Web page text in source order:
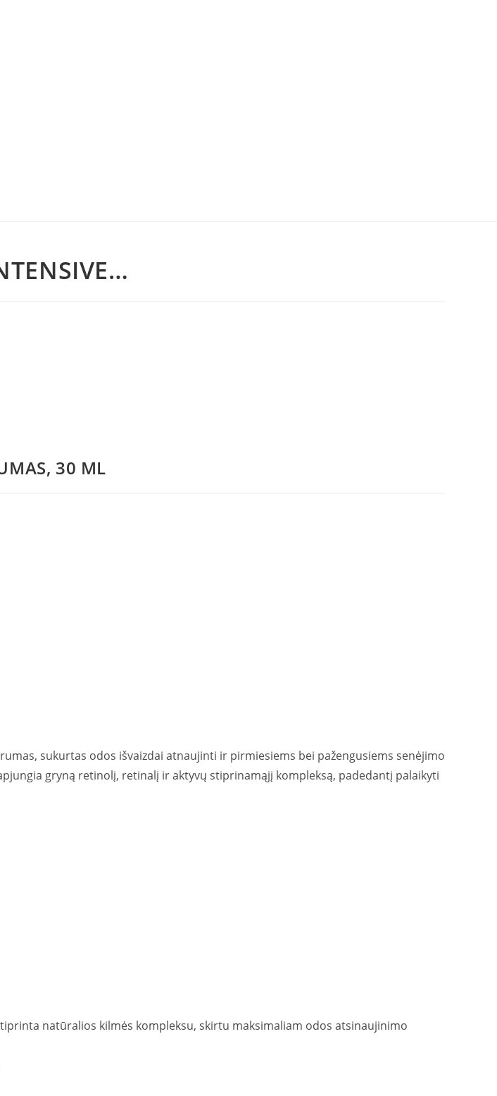
30 ML
sukurtas odos išvaizdai atnaujinti ir pirmiesiems bei pažengusiems senėjimo
gryną retinolį, retinalį ir aktyvų stiprinamąjį kompleksą, padedantį palaikyti
natūralios kilmės kompleksu, skirtu maksimaliam odos atsinaujinimo